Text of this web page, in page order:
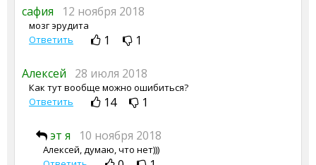
сафия 12 ноября 2018
мозг эрудита
Ответить
1 1
Алексей 28 июля 2018
Как тут вообще можно ошибиться?
Ответить
14 1
эт я 10 ноября 2018
Алексей, думаю, что нет)))